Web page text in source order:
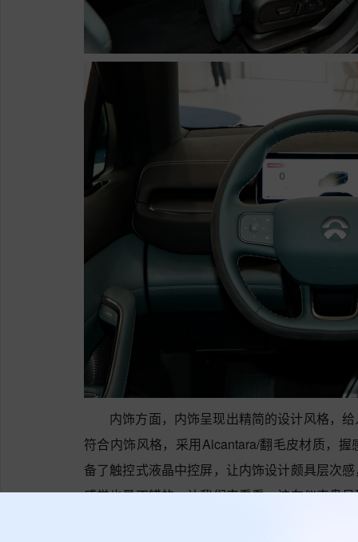
内饰方面，内饰呈现出精简的设计风格，
符合内饰风格，采用Alcantara/翻毛皮材质，
备了触控式液晶中控屏，让内饰设计颇具层次
感觉也是不错的，让我们来看看，该车仪表盘